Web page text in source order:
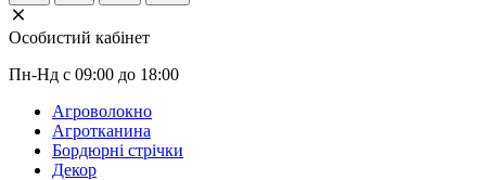
Особистий кабінет
Пн-Нд с 09:00 до 18:00
Агроволокно
Агротканина
Бордюрні стрічки
Декор